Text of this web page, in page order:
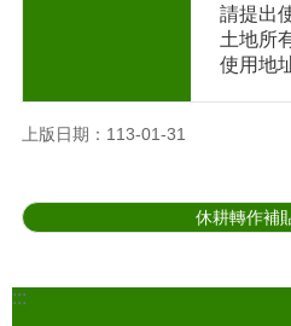
請提出
土地所
使用地
上版日期：113-01-31
休耕轉作補
:::